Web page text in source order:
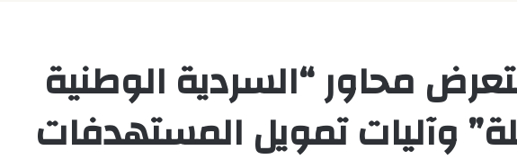
محاور “السردية الوطنية
وآليات تمويل المستهدفات